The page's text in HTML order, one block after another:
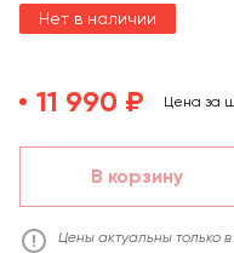
Нет в наличии
11 990 ₽ Цена за
В корзину
Цены актуальны только